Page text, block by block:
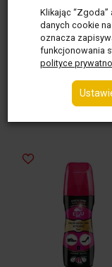
netto:7,20 zł /
(brutto:8,85 zł /
50 ml ( 177,00 zł /
Do koszyka
Klikając
danych cookie
oznacza
funkcjonowania
polityce